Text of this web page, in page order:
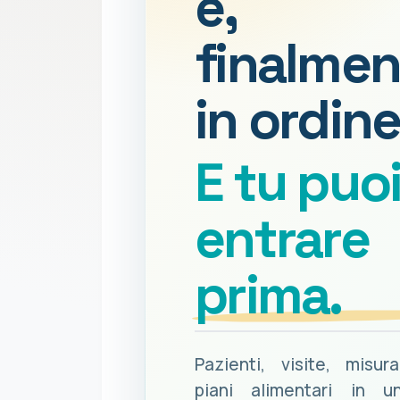
in
E tu puoi
entrare
prima.
Pazienti, visite,
piani alimentari in